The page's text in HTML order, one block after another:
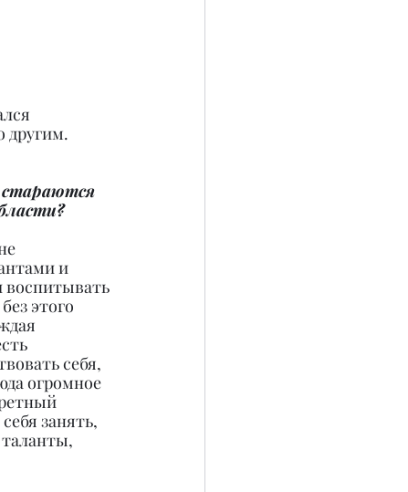
другим.
и
воспитывать
этого
себя,
огромное
занять,